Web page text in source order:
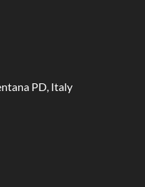
PD, Italy